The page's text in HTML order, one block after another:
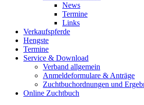
News
Termine
Links
Verkaufspferde
Hengste
Termine
Service & Download
Verband allgemein
Anmeldeformulare & Anträge
Zuchtbuchordnungen und
Online Zuchtbuch